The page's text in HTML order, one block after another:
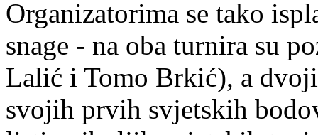
Organizatorima se tako
snage - na oba turnira su
Lalić i Tomo Brkić), a
svojih prvih svjetskih